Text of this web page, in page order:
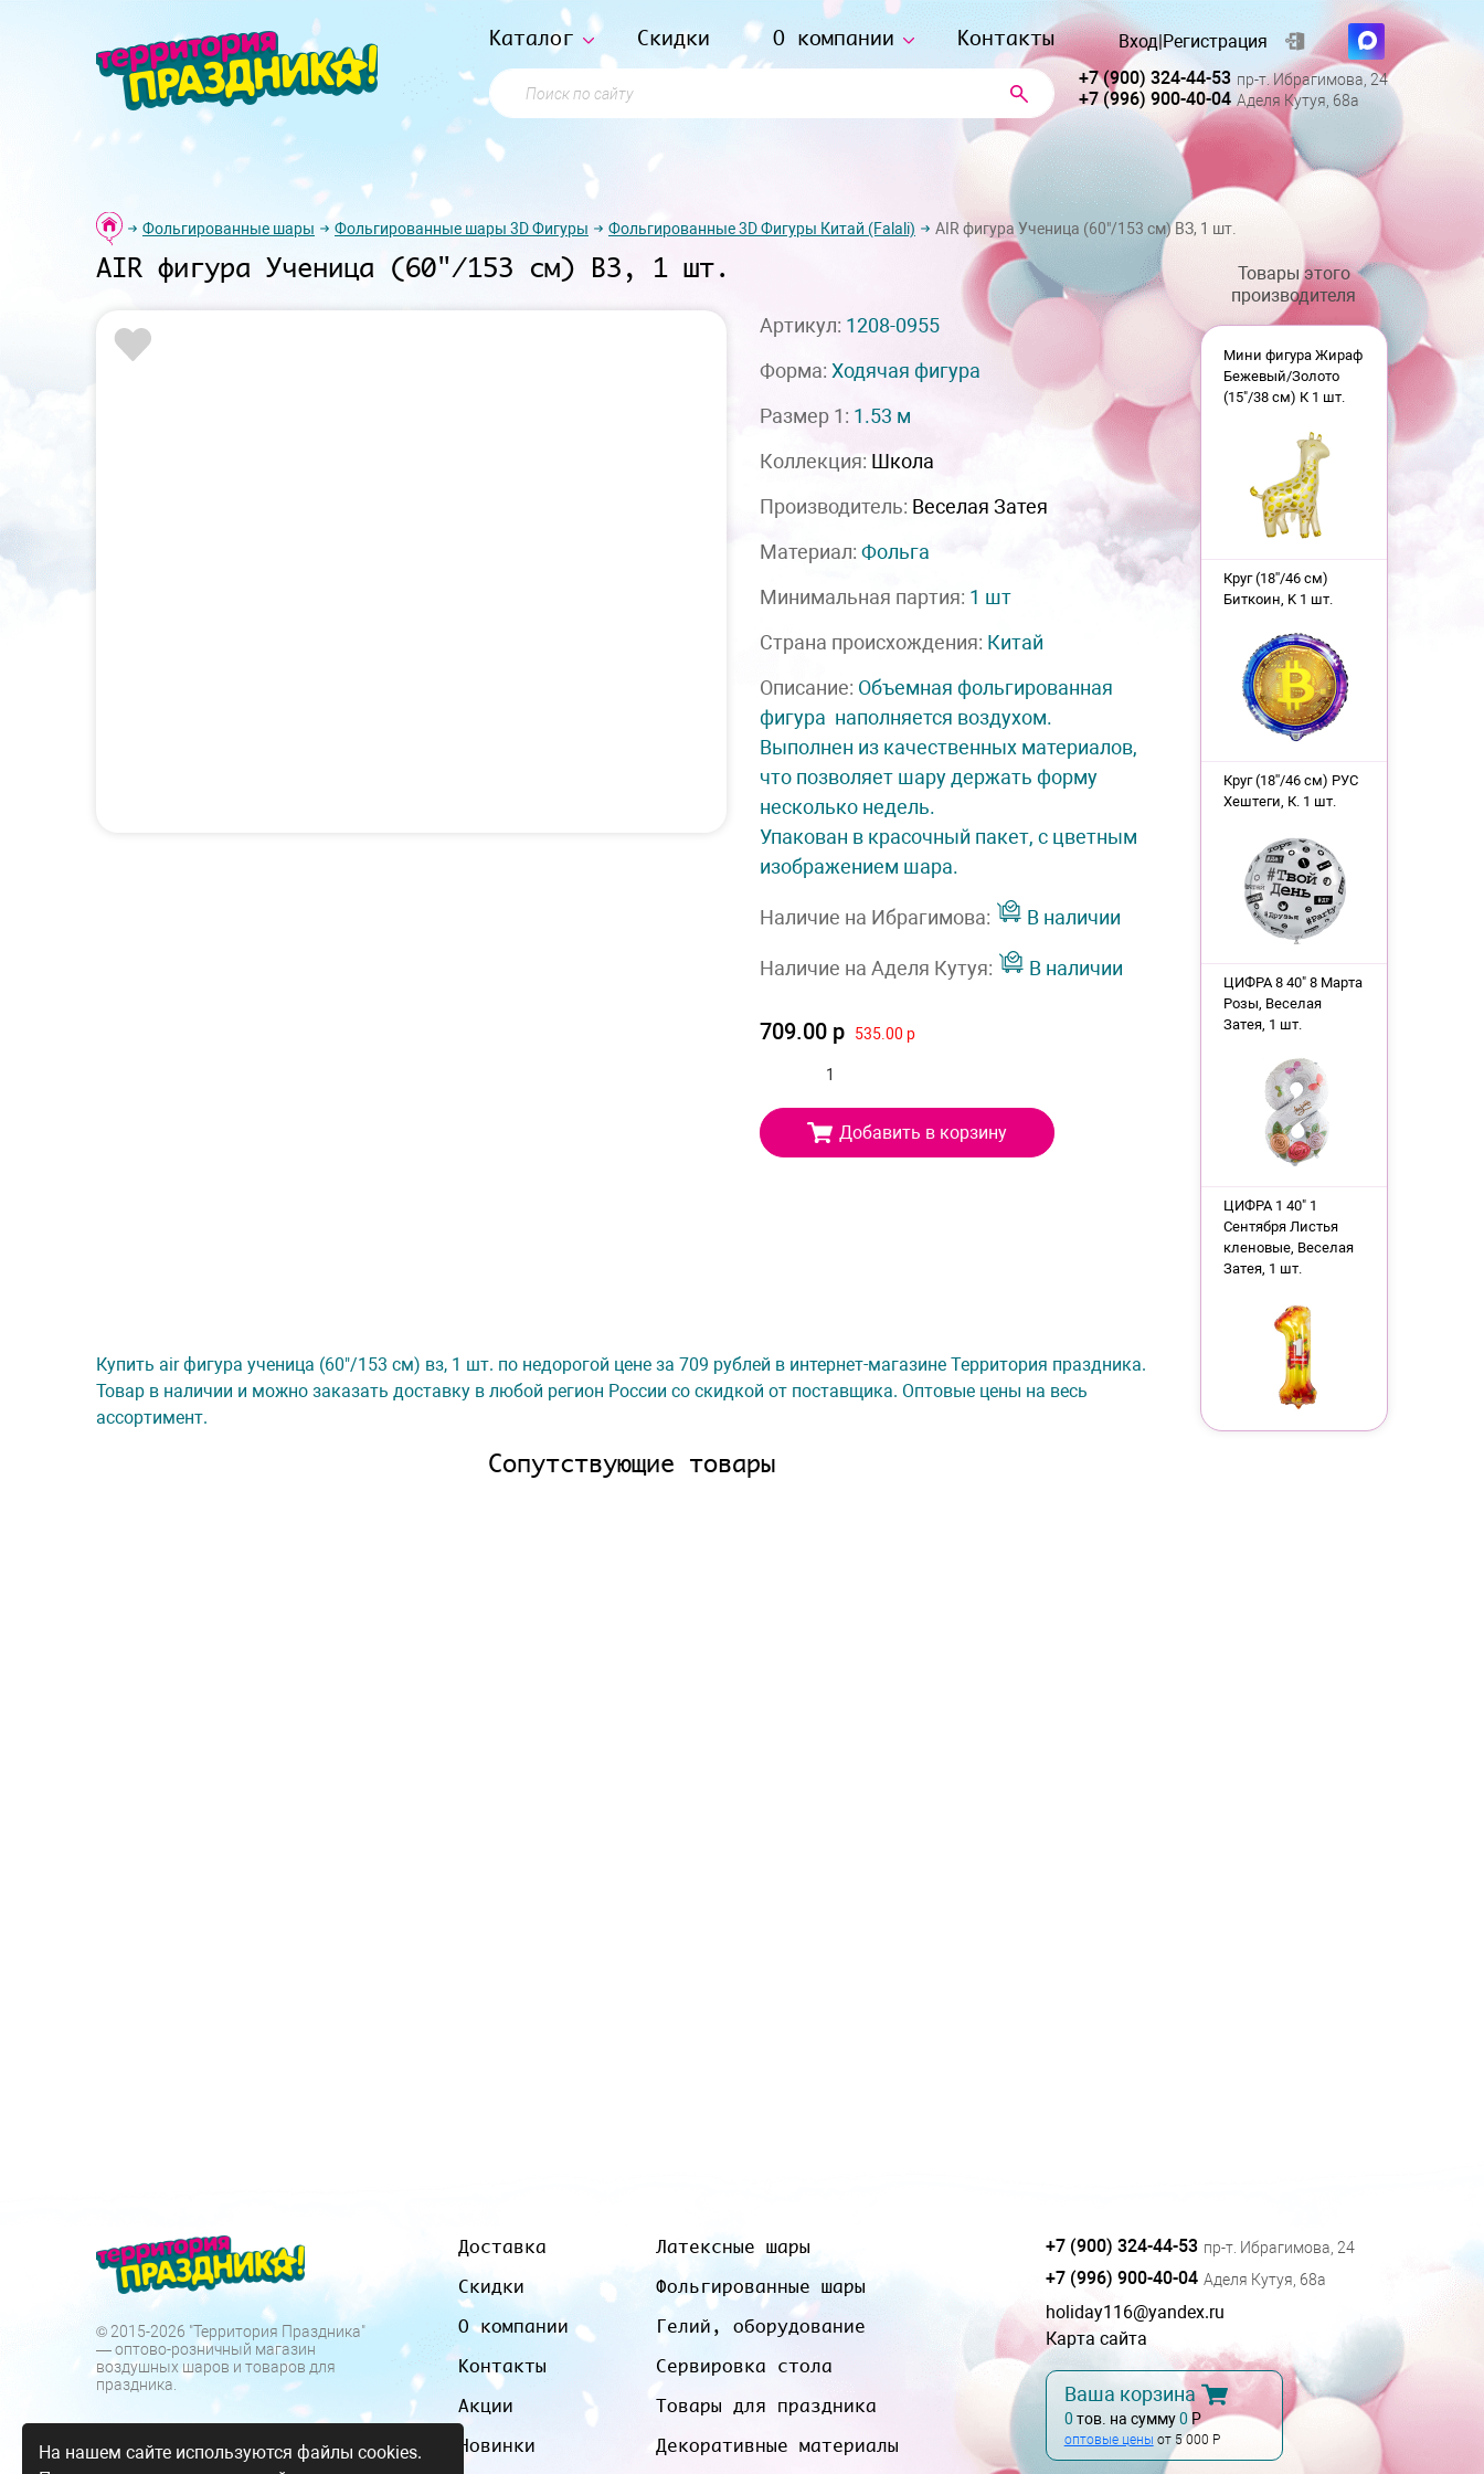
Каталог Скидки О компании Контакты
Поиск по сайту
Вход|Регистрация
+7 (900) 324-44-53 пр-т. Ибрагимова, 24
+7 (996) 900-40-04 Аделя Кутуя, 68а
Фольгированные шары Фольгированные шары 3D Фигуры Фольгированные 3D Фигуры Китай (Falali) AIR фигура Ученица (60"/153 см) ВЗ, 1 шт.
AIR фигура Ученица (60"/153 см) ВЗ, 1 шт.
Артикул: 1208-0955
Форма: Ходячая фигура
Размер 1: 1.53 м
Коллекция: Школа
Производитель: Веселая Затея
Материал: Фольга
Минимальная партия: 1 шт
Страна происхождения: Китай
Описание: Объемная фольгированная
фигура наполняется воздухом.
Выполнен из качественных материалов,
что позволяет шару держать форму
несколько недель.
Упакован в красочный пакет, с цветным
изображением шара.
Наличие на Ибрагимова: В наличии
Наличие на Аделя Кутуя: В наличии
709.00 р 535.00 р
Добавить в корзину
Купить air фигура ученица (60"/153 см) вз, 1 шт. по недорогой цене за 709 рублей в интернет-магазине Территория праздника.
Товар в наличии и можно заказать доставку в любой регион России со скидкой от поставщика. Оптовые цены на весь
ассортимент.
Сопутствующие товары
Товары этого
производителя
Мини фигура Жираф
Бежевый/Золото
(15"/38 см) К 1 шт.
Круг (18''/46 см)
Биткоин, K 1 шт.
Круг (18''/46 см) РУС
Хештеги, К. 1 шт.
ЦИФРА 8 40" 8 Марта
Розы, Веселая
Затея, 1 шт.
ЦИФРА 1 40" 1
Сентября Листья
кленовые, Веселая
Затея, 1 шт.
© 2015-2026 "Территория Праздника"
— оптово-розничный магазин
воздушных шаров и товаров для
праздника.
Доставка
Скидки
О компании
Контакты
Акции
Новинки
Латексные шары
Фольгированные шары
Гелий, оборудование
Сервировка стола
Товары для праздника
Декоративные материалы
+7 (900) 324-44-53 пр-т. Ибрагимова, 24
+7 (996) 900-40-04 Аделя Кутуя, 68а
holiday116@yandex.ru
Карта сайта
Ваша корзина
0 тов. на сумму0 Р
оптовые цены от 5 000 Р
На нашем сайте используются файлы cookies.